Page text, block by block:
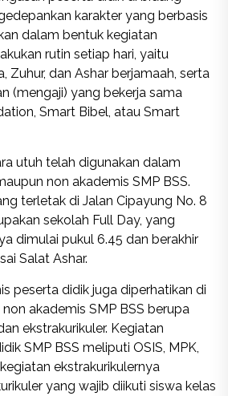
karakter yang berbasis
dalam bentuk kegiatan
rutin setiap hari, yaitu
Zuhur, dan Ashar berjamaah, serta
(mengaji) yang bekerja sama
Smart Bibel, atau Smart
utuh telah digunakan dalam
non akademis SMP BSS.
terletak di Jalan Cipayung No. 8
sekolah Full Day, yang
dimulai pukul 6.45 dan berakhir
Salat Ashar.
peserta didik juga diperhatikan di
akademis SMP BSS berupa
ekstrakurikuler. Kegiatan
SMP BSS meliputi OSIS, MPK,
ekstrakurikulernya
yang wajib diikuti siswa kelas